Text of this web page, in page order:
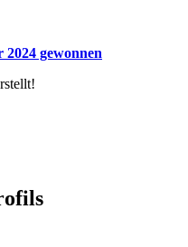
2024 gewonnen